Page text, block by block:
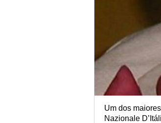
Um dos
Nazionale